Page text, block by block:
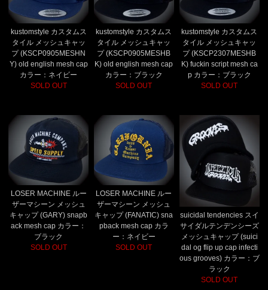
kustomstyle カスタムス
タイル メッシュキャッ
プ (KSCP0905MESHN
Y) old english mesh cap
カラー：ネイビー
SOLD OUT
kustomstyle カスタムス
タイル メッシュキャッ
プ (KSCP0905MESHB
K) old english mesh cap
カラー：ブラック
SOLD OUT
kustomstyle カスタムス
タイル メッシュキャッ
プ (KSCP2307MESHB
K) fuckin script mesh ca
p カラー：ブラック
SOLD OUT
LOSER MACHINE ルー
ザーマシーン メッシュ
キャップ (GARY) snapb
ack mesh cap カラー：
ブラック
SOLD OUT
LOSER MACHINE ルー
ザーマシーン メッシュ
キャップ (FANATIC) sna
pback mesh cap カラ
ー：ネイビー
SOLD OUT
suicidal tendencies スイ
サイダルテンデンシーズ
メッシュキャップ (suici
dal og flip up cap infecti
ous grooves) カラー：ブ
ラック
SOLD OUT